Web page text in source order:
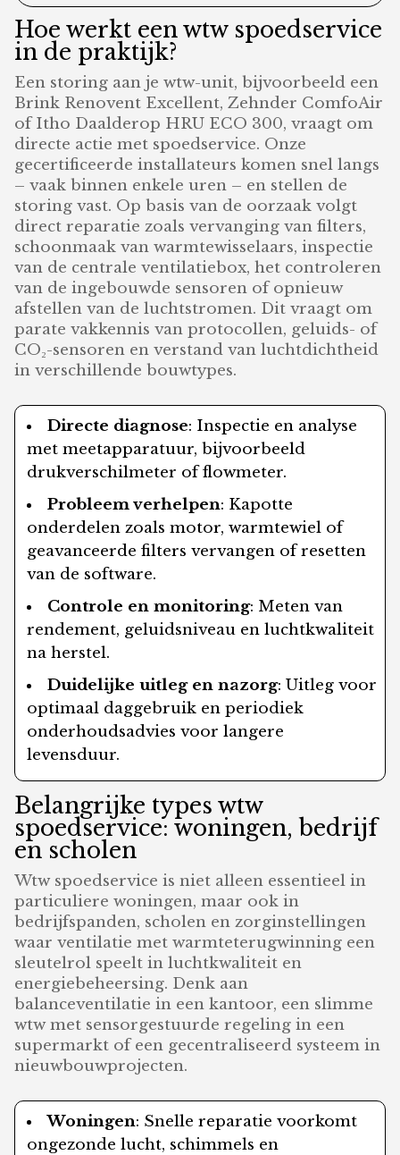
Hoe werkt een wtw spoedservice
in de praktijk?
Een storing aan je wtw-unit, bijvoorbeeld een
Brink Renovent Excellent, Zehnder ComfoAir
of Itho Daalderop HRU ECO 300, vraagt om
directe actie met spoedservice. Onze
gecertificeerde installateurs komen snel langs
– vaak binnen enkele uren – en stellen de
storing vast. Op basis van de oorzaak volgt
direct reparatie zoals vervanging van filters,
schoonmaak van warmtewisselaars, inspectie
van de centrale ventilatiebox, het controleren
van de ingebouwde sensoren of opnieuw
afstellen van de luchtstromen. Dit vraagt om
parate vakkennis van protocollen, geluids- of
CO₂-sensoren en verstand van luchtdichtheid
in verschillende bouwtypes.
Directe diagnose: Inspectie en analyse
met meetapparatuur, bijvoorbeeld
drukverschilmeter of flowmeter.
Probleem verhelpen: Kapotte
onderdelen zoals motor, warmtewiel of
geavanceerde filters vervangen of resetten
van de software.
Controle en monitoring: Meten van
rendement, geluidsniveau en luchtkwaliteit
na herstel.
Duidelijke uitleg en nazorg: Uitleg voor
optimaal daggebruik en periodiek
onderhoudsadvies voor langere
levensduur.
Belangrijke types wtw
spoedservice: woningen, bedrijf
en scholen
Wtw spoedservice is niet alleen essentieel in
particuliere woningen, maar ook in
bedrijfspanden, scholen en zorginstellingen
waar ventilatie met warmteterugwinning een
sleutelrol speelt in luchtkwaliteit en
energiebeheersing. Denk aan
balanceventilatie in een kantoor, een slimme
wtw met sensorgestuurde regeling in een
supermarkt of een gecentraliseerd systeem in
nieuwbouwprojecten.
Woningen: Snelle reparatie voorkomt
ongezonde lucht, schimmels en